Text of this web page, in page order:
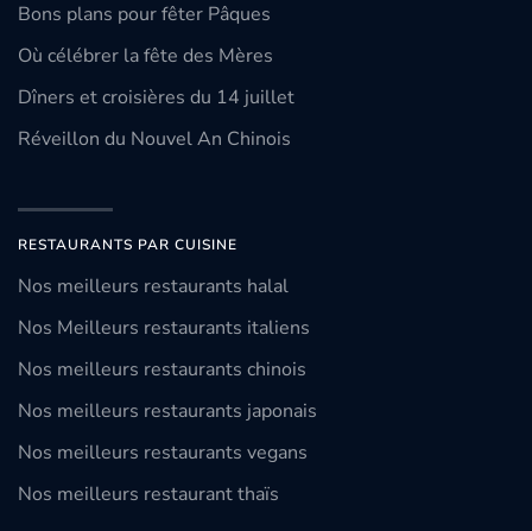
Bons plans pour fêter Pâques
Où célébrer la fête des Mères
Dîners et croisières du 14 juillet
Réveillon du Nouvel An Chinois
RESTAURANTS PAR CUISINE
Nos meilleurs restaurants halal
Nos Meilleurs restaurants italiens
Nos meilleurs restaurants chinois
Nos meilleurs restaurants japonais
Nos meilleurs restaurants vegans
Nos meilleurs restaurant thaïs